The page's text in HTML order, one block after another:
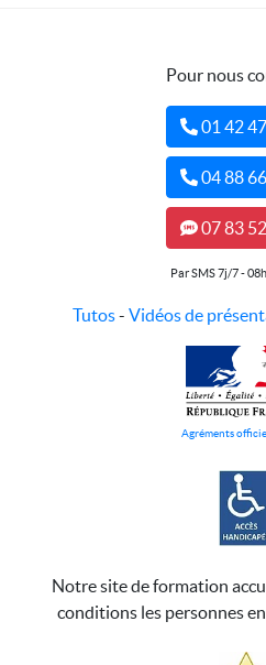
Pour nous
01 42
04 88
07 83
Par SMS 7j/7 -
Tutos- Vidéos de
Agréments
Notre site de formation
conditions les personnes